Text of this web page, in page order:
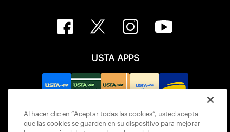
USTA APPS
Al hacer clic en “Aceptar todas las cookies”, usted acepta
que las cookies se guarden en su dispositivo para mejorar